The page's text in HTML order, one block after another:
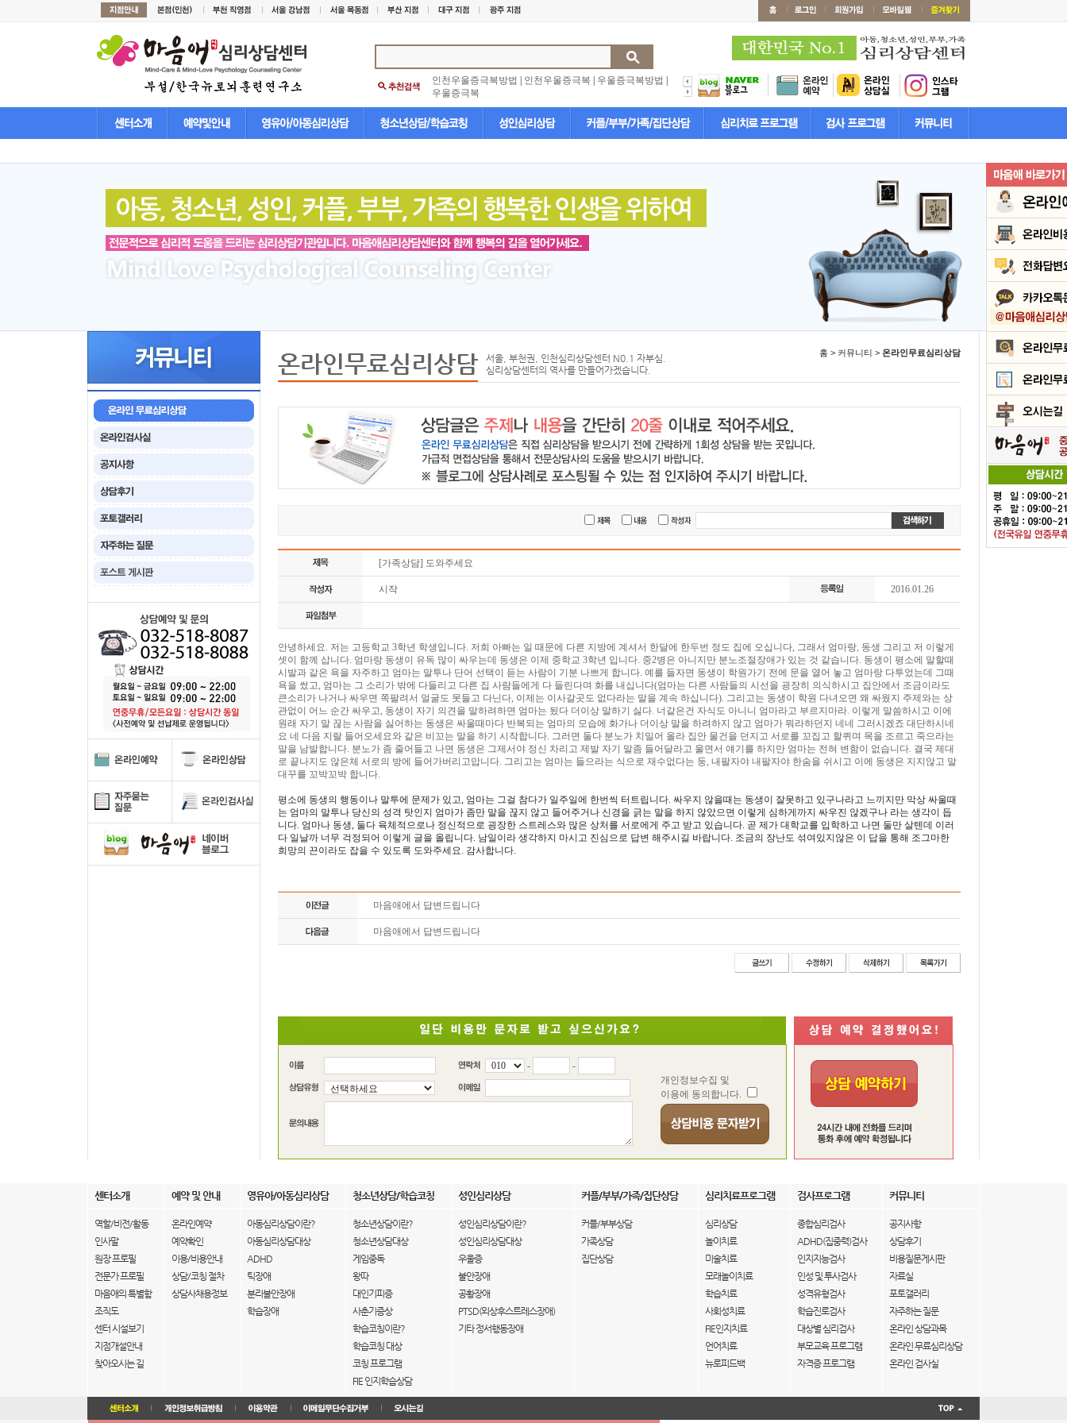
인천우울증극복방법 인천우울증극복 우울증극복방법
우울증극복
온라인무료심리상담
서울, 부천권, 인천심리상담센터 N0.1 자부심.
심리상담센터의 역사를 만들어가겠습니다.
홈 > 커뮤니티 > 온라인무료심리상담
[가족상담] 도와주세요
시작 2016.01.26
안녕하세요. 저는 고등학교 3학년 학생입니다. 저희 아빠는 일 때문에 다른 지방에 계셔서 한달에 한두번 정도 집에 오십니다, 그래서 엄마랑, 동생 그리고 저 이렇게
셋이 함께 삽니다. 엄마랑 동생이 유독 많이 싸우는데 동생은 이제 중학교 3학년 입니다. 중2병은 아니지만 분노조절장애가 있는 것 같습니다. 동생이 평소에 말할때
시발과 같은 욕을 자주하고 엄마는 말투나 단어 선택이 듣는 사람이 기분 나쁘게 합니다. 예를 들자면 동생이 학원가기 전에 문을 열어 놓고 엄마랑 다투었는데 그때
욕을 썼고, 엄마는 그 소리가 밖에 다들리고 다른 집 사람들에게 다 들린다며 화를 내십니다(엄마는 다른 사람들의 시선을 굉장히 의식하시고 집안에서 조금이라도
큰소리가 나거나 싸우면 쪽팔려서 얼굴도 못들고 다닌다, 이제는 이사갈곳도 없다라는 말을 계속 하십니다). 그리고는 동생이 학원 다녀오면 왜 싸웠지 주제와는 상
관없이 어느 순간 싸우고, 동생이 자기 의견을 말하려하면 엄마는 됬다 더이상 말하기 싫다. 너같은건 자식도 아니니 엄마라고 부르지마라. 이렇게 말씀하시고 이에
원래 자기 말 끊는 사람을 싫어하는 동생은 싸울때마다 반복되는 엄마의 모습에 화가나 더이상 말을 하려하지 않고 엄마가 뭐라하던지 네네 그러시겠죠 대단하시네
요 네 다음 지랄 들어오세요와 같은 비꼬는 말을 하기 시작합니다. 그러면 둘다 분노가 치밀어 올라 집안 물건을 던지고 서로를 꼬집고 할퀴며 목을 조르고 죽으라는
말을 남발합니다. 분노가 좀 줄어들고 나면 동생은 그제서야 정신 차리고 제발 자기 말좀 들어달라고 울면서 얘기를 하지만 엄마는 전혀 변함이 없습니다. 결국 제대
로 끝나지도 않은체 서로의 방에 들어가버리고맙니다. 그리고는 엄마는 들으라는 식으로 재수없다는 둥, 내팔자야 내팔자야 한숨을 쉬시고 이에 동생은 지지않고 말
대꾸를 꼬박꼬박 합니다.
평소에 동생의 행동이나 말투에 문제가 있고, 엄마는 그걸 참다가 일주일에 한번씩 터트립니다. 싸우지 않을때는 동생이 잘못하고 있구나라고 느끼지만 막상 싸울때
는 엄마의 말투나 당신의 성격 탓인지 엄마가 좀만 말을 끊지 않고 들어주거나 신경을 긁는 말을 하지 않았으면 이렇게 심하게까지 싸우진 않겠구나 라는 생각이 듭
니다. 엄마나 동생, 둘다 육체적으로나 정신적으로 굉장한 스트레스와 많은 상처를 서로에게 주고 받고 있습니다. 곧 제가 대학교를 입학하고 나면 둘만 살텐데 이러
다 일날까 너무 걱정되어 이렇게 글을 올립니다. 남일이라 생각하지 마시고 진심으로 답변 해주시길 바랍니다. 조금의 장난도 섞여있지않은 이 답을 통해 조그마한
희망의 끈이라도 잡을 수 있도록 도와주세요. 감사합니다.
마음애에서 답변드립니다
마음애에서 답변드립니다
-
-
개인정보수집 및
이용에 동의합니다.
센터소개 예약 및 안내 영유아/아동심리상담 청소년상담/학습코칭 성인심리상담 커플/부부/가족/집단상담 심리치료프로그램 검사프로그램 커뮤니티
역할/비전/활동
인사말
원장 프로필
전문가 프로필
마음애의 특별함
조직도
센터 시설보기
지점개설안내
찾아오시는 길
온라인예약
예약확인
이용/비용안내
상담/코칭 절차
상담사채용정보
아동심리상담이란?
아동심리상담대상
ADHD
틱장애
분리불안장애
학습장애
청소년상담이란?
청소년상담대상
게임중독
왕따
대인기피증
사춘기증상
학습코칭이란?
학습코칭 대상
코칭 프로그램
FIE 인지학습상담
성인심리상담이란?
성인심리상담대상
우울증
불안장애
공황장애
PTSD(외상후스트레스장애)
기타 정서행동장애
커플/부부상담
가족상담
집단상담
심리상담
놀이치료
미술치료
모래놀이치료
학습치료
사회성치료
FIE인지치료
언어치료
뉴로피드백
종합심리검사
ADHD(집중력)검사
인지지능검사
인성 및 투사검사
성격유형검사
학습진로검사
대상별 심리검사
부모교육 프로그램
자격증 프로그램
공지사항
상담후기
비용질문게시판
자료실
포토갤러리
자주하는 질문
온라인 상담과목
온라인 무료심리상담
온라인 검사실